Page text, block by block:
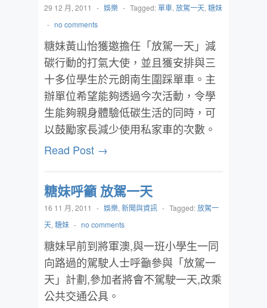
29 12 月, 2011 - 娛樂 - Tagged:單車, 放駕一天, 糖妹
- no comments
糖妹黃山怡獲邀擔任「放駕一天」減
碳行動的打氣大使，並且獲安排與三
十多位學生於元朗南生圍踩單車。主
辦單位希望能夠透過今次活動，令學
生能夠親身體驗低碳生活的同時，可
以鼓勵家長減少使用私家車的次數。
Read Post →
糖妹呼籲 放駕一天
16 11 月, 2011 - 娛樂, 新聞與資訊 - Tagged:放駕一
天, 糖妹 - no comments
糖妹早前到將軍澳,與一班小學生一同
向路過的駕駛人士呼籲參與「放駕一
天」計劃,參加者將會不駕駛一天,改乘
公共交通公具。